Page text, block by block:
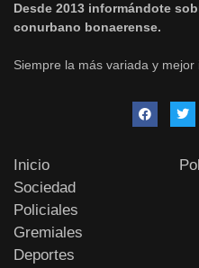
Desde 2013 informándote
conurbano bonaerense.
Siempre la más variada y mejor
Inicio
Sociedad
Policiales
Gremiales
Deportes